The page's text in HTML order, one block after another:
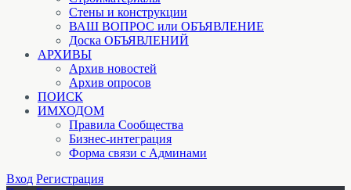
Стены и конструкции
ВАШ ВОПРОС или ОБЪЯВЛЕНИЕ
Доска ОБЪЯВЛЕНИЙ
АРХИВЫ
Архив новостей
Архив опросов
ПОИСК
ИМХОДОМ
Правила Сообщества
Бизнес-интеграция
Форма связи с Админами
Вход Регистрация